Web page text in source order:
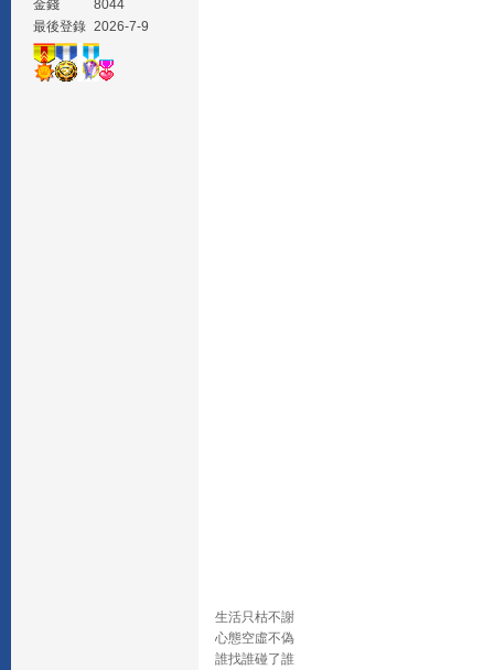
金錢
8044
最後登錄 2026-7-9
生活只枯不謝
心態空虛不偽
誰找誰碰了誰